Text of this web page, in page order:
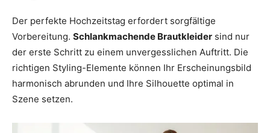
Der perfekte Hochzeitstag erfordert sorgfältige
Vorbereitung. Schlankmachende Brautkleider sind nur
der erste Schritt zu einem unvergesslichen Auftritt. Die
richtigen Styling-Elemente können Ihr Erscheinungsbild
harmonisch abrunden und Ihre Silhouette optimal in
Szene setzen.